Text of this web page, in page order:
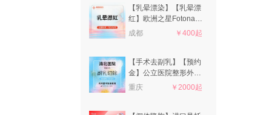
【乳晕漂染】【乳晕漂
红】欧洲之星Fotona/
改善乳晕黑色素/改善
成都 ￥400起
【手术去副乳】【预约
金】公立医院整形外科
医生 单侧副乳吸脂结
重庆 ￥2000起